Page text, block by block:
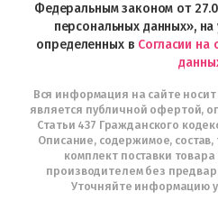
Федеральным законом от
персональных данных»,
определенных в Согласии на
Вся информация на сайте
является публичной офертой,
Статьи 437 Гражданского
Описание, содержимое,
комплект поставки
производителем без
Уточняйте информацию